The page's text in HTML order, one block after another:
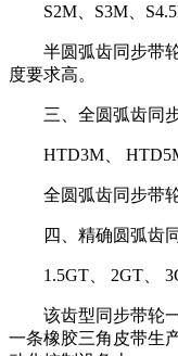
S2M、S3M、
半圆弧齿同步带
度要求高。
三、全圆弧齿同
HTD3M、
全圆弧齿同步带
四、精确圆弧齿
1.5GT、 2GT、
该齿型同步带轮
一条橡胶三角皮带生